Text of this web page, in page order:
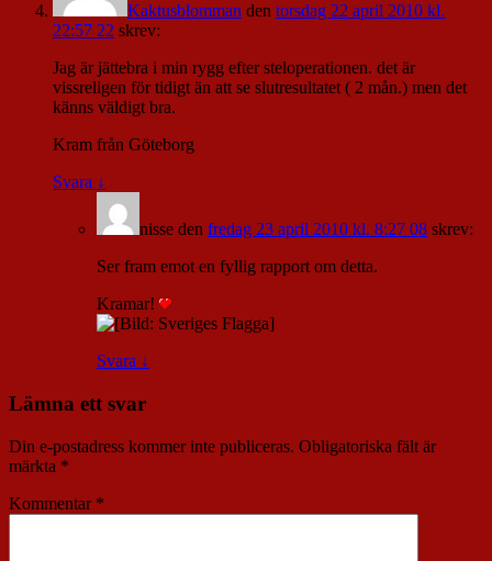
Kaktusblomman den torsdag 22 april 2010 kl.
22:57 22 skrev:
Jag är jättebra i min rygg efter steloperationen. det är
vissreligen för tidigt än att se slutresultatet ( 2 mån.) men det
känns väldigt bra.
Kram från Göteborg
Svara ↓
nisse den fredag 23 april 2010 kl. 8:27 08 skrev:
Ser fram emot en fyllig rapport om detta.
Kramar!
Svara ↓
Lämna ett svar
Din e-postadress kommer inte publiceras. Obligatoriska fält är
märkta *
Kommentar *